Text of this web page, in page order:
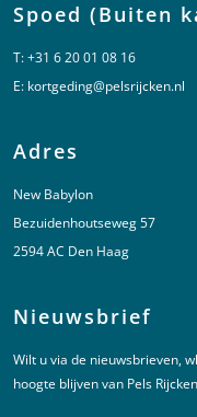
Spoed (Buiten
T:+31 6 20 01 08 16
E: kortgeding@pelsrijcken.nl
Adres
New Babylon
Bezuidenhoutseweg 57
2594 AC Den Haag
Nieuwsbrief
Wilt u via de nieuwsbrieven,
hoogte blijven van Pels